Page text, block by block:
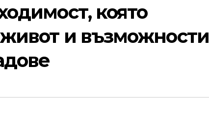
която
живот и възможности